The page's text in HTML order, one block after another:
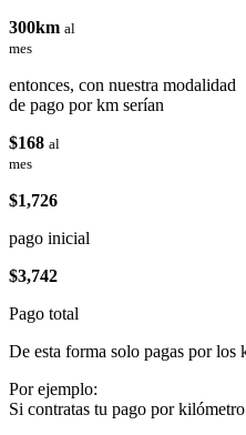
300km al
mes
entonces, con nuestra modalidad
de pago por km serían
$168 al
mes
$1,726
pago inicial
$3,742
Pago total
De esta forma solo pagas por los
Por ejemplo:
Si contratas tu pago por